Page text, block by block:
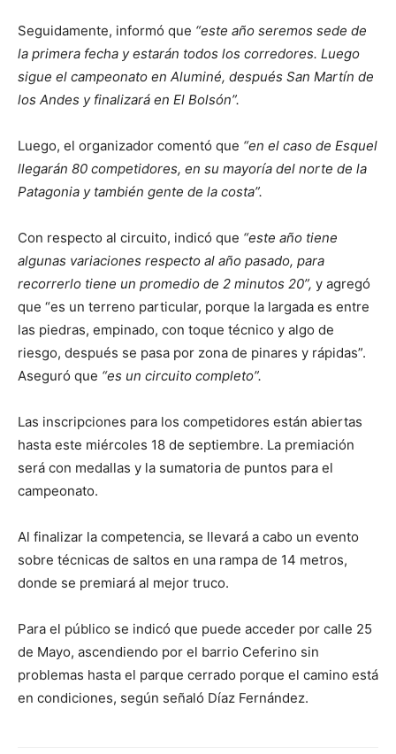
Seguidamente, informó que “este año seremos sede de
la primera fecha y estarán todos los corredores. Luego
sigue el campeonato en Aluminé, después San Martín de
los Andes y finalizará en El Bolsón”.
Luego, el organizador comentó que “en el caso de Esquel
llegarán 80 competidores, en su mayoría del norte de la
Patagonia y también gente de la costa”.
Con respecto al circuito, indicó que “este año tiene
algunas variaciones respecto al año pasado, para
recorrerlo tiene un promedio de 2 minutos 20”, y agregó
que “es un terreno particular, porque la largada es entre
las piedras, empinado, con toque técnico y algo de
riesgo, después se pasa por zona de pinares y rápidas”.
Aseguró que “es un circuito completo”.
Las inscripciones para los competidores están abiertas
hasta este miércoles 18 de septiembre. La premiación
será con medallas y la sumatoria de puntos para el
campeonato.
Al finalizar la competencia, se llevará a cabo un evento
sobre técnicas de saltos en una rampa de 14 metros,
donde se premiará al mejor truco.
Para el público se indicó que puede acceder por calle 25
de Mayo, ascendiendo por el barrio Ceferino sin
problemas hasta el parque cerrado porque el camino está
en condiciones, según señaló Díaz Fernández.